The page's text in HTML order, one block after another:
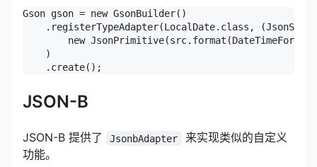
Gson gson = new GsonBuilder()
.registerTypeAdapter(LocalDate.class,
new
    )
    .create();
JSON-B
JSON-B 提供了 JsonbAdapter
来实现类似的自定义
功能。